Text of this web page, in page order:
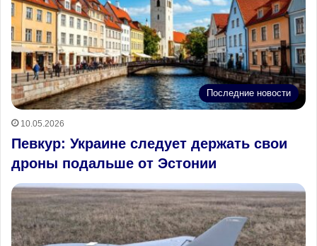
Последние новости
10.05.2026
Певкур: Украине следует держать свои
дроны подальше от Эстонии